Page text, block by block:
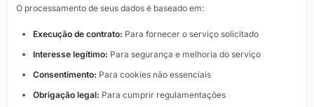
O processamento de seus dados é baseado em:
Execução de contrato: Para fornecer o serviço solicitado
Interesse legítimo: Para segurança e melhoria do serviço
Consentimento: Para cookies não essenciais
Obrigação legal: Para cumprir regulamentações